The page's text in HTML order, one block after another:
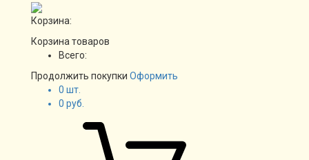
Корзина:
Корзина товаров
Всего:
Продолжить покупки Оформить
0 шт.
0 руб.